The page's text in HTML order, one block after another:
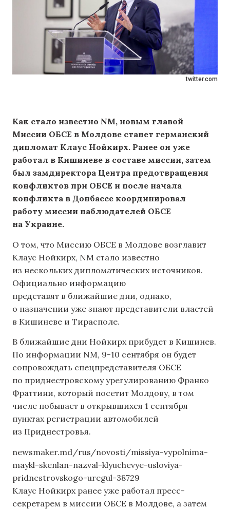
twitter.com
Как стало известно NM, новым главой
Миссии ОБСЕ в Молдове станет германский
дипломат Клаус Нойкирх. Ранее он уже
работал в Кишиневе в составе миссии, затем
был замдиректора Центра предотвращения
конфликтов при ОБСЕ и после начала
конфликта в Донбассе координировал
работу миссии наблюдателей ОБСЕ
на Украине.
О том, что Миссию ОБСЕ в Молдове возглавит
Клаус Нойкирх, NM стало известно
из нескольких дипломатических источников.
Официально информацию
представят в ближайшие дни, однако,
о назначении уже знают представители властей
в Кишиневе и Тирасполе.
В ближайшие дни Нойкирх прибудет в Кишинев.
По информации NM, 9-10 сентября он будет
сопровождать спецпредставителя ОБСЕ
по приднестровскому урегулированию Франко
Фраттини, который посетит Молдову, в том
числе побывает в открывшихся 1 сентября
пунктах регистрации автомобилей
из Приднестровья.
newsmaker.md/rus/novosti/missiya-vypolnima-
maykl-skenlan-nazval-klyuchevye-usloviya-
pridnestrovskogo-uregul-38729
Клаус Нойкирх ранее уже работал пресс-
секретарем в миссии ОБСЕ в Молдове, а затем